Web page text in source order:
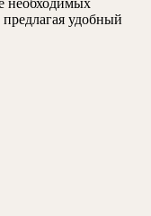
необходимых
удобный